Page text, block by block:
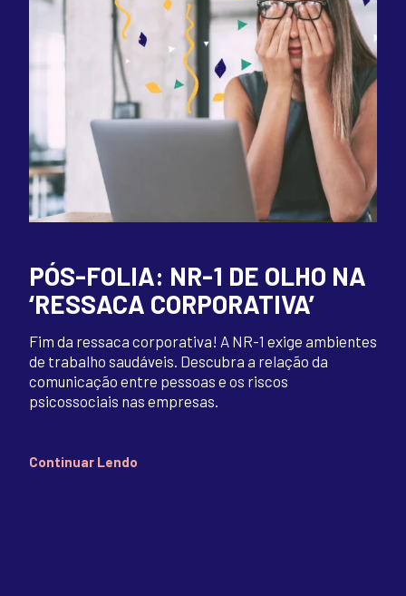
PÓS-FOLIA: NR-1 DE OLHO NA
‘RESSACA CORPORATIVA’
Fim da ressaca corporativa! A NR-1 exige ambientes
de trabalho saudáveis. Descubra a relação da
comunicação entre pessoas e os riscos
psicossociais nas empresas.
Continuar Lendo